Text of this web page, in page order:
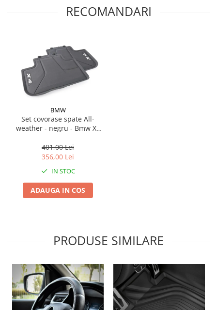
Suporti si kituri montaj topcase
Suporti si placi prindereRECOMANDARI
BMW
Set covorase spate All-
weather - negru - Bmw X4
401,00 Lei
356,00 Lei
IN STOC
ADAUGA IN COS
PRODUSE SIMILARE